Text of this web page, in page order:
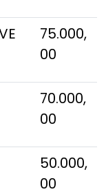
75.000,
00
70.000,
00
50.000,
00